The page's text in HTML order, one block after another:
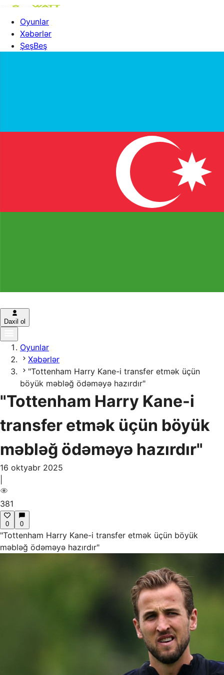
Oyunlar
Xəbərlər
ŞeşBeş
Daxil ol
Oyunlar
Xəbərlər
"Tottenham Harry Kane-i transfer etmək üçün
böyük məbləğ ödəməyə hazırdır"
"Tottenham Harry Kane-i
transfer etmək üçün böyük
məbləğ ödəməyə hazırdır"
16 oktyabr 2025
381
0 0
"Tottenham Harry Kane-i transfer etmək üçün böyük
məbləğ ödəməyə hazırdır"